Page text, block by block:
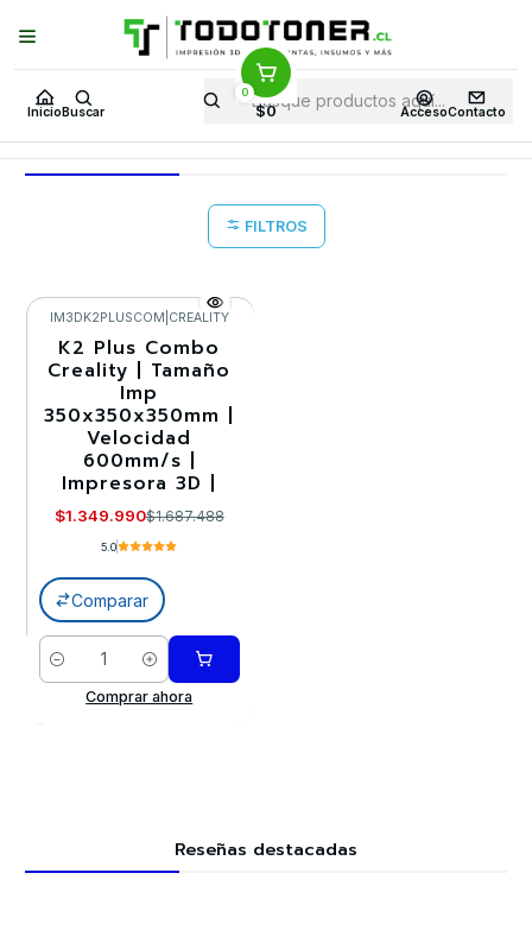
Inicio Buscar
0
$0 AccesoContacto
Puedes Elegir: Comprar enTienda· Despachoa Todo Chile · Retiro en
Tienda en24 Horas
Inicio Ofertas CYB OCT25 28 en TodoToner
Ofertas CYB OCT25 28 en TodoToner
FILTROS
-20%
IM3DK2PLUSCOM CREALITY
K2 Plus Combo
Creality | Tamaño
Imp
350x350x350mm |
Velocidad
600mm/s |
Impresora 3D |
$1.349.990$1.687.488
5.0
Comparar
Cantidad
Comprar ahora
Reseñas destacadas